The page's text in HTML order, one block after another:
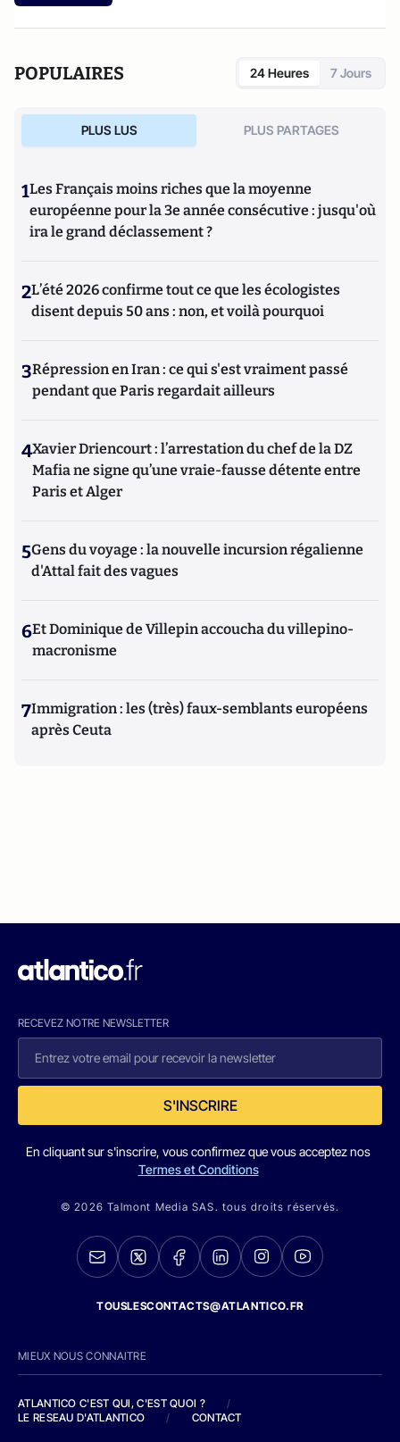
POPULAIRES 24 Heures 7 Jours
PLUS LUS PLUS PARTAGES
1Les Français moins riches que la moyenne
européenne pour la 3e année consécutive : jusqu'où
ira le grand déclassement ?
2L’été 2026 confirme tout ce que les écologistes
disent depuis 50 ans : non, et voilà pourquoi
3Répression en Iran : ce qui s'est vraiment passé
pendant que Paris regardait ailleurs
4Xavier Driencourt : l’arrestation du chef de la DZ
Mafia ne signe qu’une vraie-fausse détente entre
Paris et Alger
5Gens du voyage : la nouvelle incursion régalienne
d'Attal fait des vagues
6Et Dominique de Villepin accoucha du villepino-
macronisme
7Immigration : les (très) faux-semblants européens
après Ceuta
RECEVEZ NOTRE NEWSLETTER
S'INSCRIRE
En cliquant sur s'inscrire, vous confirmez que vous acceptez nos
Termes et Conditions
© 2026 Talmont Media SAS. tous droits réservés.
TOUSLESCONTACTS@ATLANTICO.FR
MIEUX NOUS CONNAITRE
ATLANTICO C'EST QUI, C'EST QUOI ?
/
LE RESEAU D'ATLANTICO
/ CONTACT